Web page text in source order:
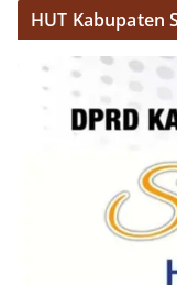
Sambangi
rangka
Sunggal,
kegiatan
kepada
(05/08/
pukul
HUT Kabupaten